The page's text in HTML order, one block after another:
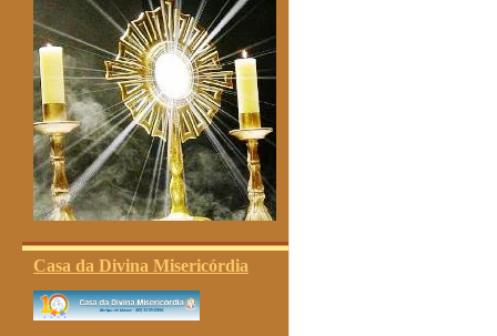
Casa da Divina Misericórdia